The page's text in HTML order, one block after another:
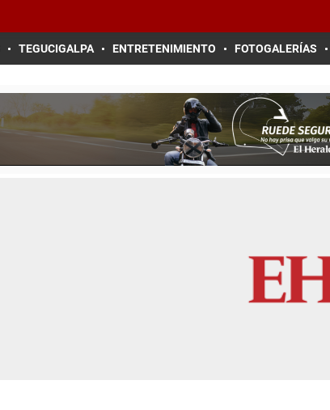
TEGUCIGALPA ENTRETENIMIENTO FOTOGALERÍAS